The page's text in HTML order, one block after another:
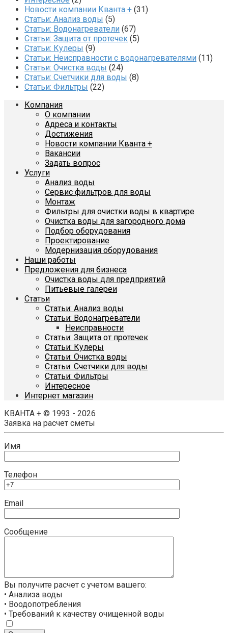
Новости компании Кванта + (31)
Статьи: Анализ воды (5)
Статьи: Водонагреватели (67)
Статьи: Защита от протечек (5)
Статьи: Кулеры (9)
Статьи: Неисправности с водонагревателями (11)
Статьи: Очистка воды (24)
Статьи: Счетчики для воды (8)
Статьи: Фильтры (22)
Компания
О компании
Адреса и контакты
Достижения
Новости компании Кванта +
Вакансии
Задать вопрос
Услуги
Анализ воды
Сервис фильтров для воды
Монтаж
Фильтры для очистки воды в квартире
Очистка воды для загородного дома
Подбор оборудования
Проектирование
Модернизация оборудования
Наши работы
Предложения для бизнеса
Очистка воды для предприятий
Питьевые галереи
Статьи
Статьи: Анализ воды
Статьи: Водонагреватели
Неисправности
Статьи: Защита от протечек
Статьи: Кулеры
Статьи: Очистка воды
Статьи: Счетчики для воды
Статьи: Фильтры
Интересное
Интернет магазин
КВАНТА + © 1993 - 2026
Заявка на расчет сметы
Имя
Телефон
Email
Сообщение
Вы получите расчет с учетом вашего:
• Анализа воды
• Воодопотребления
• Требований к качеству очищенной воды